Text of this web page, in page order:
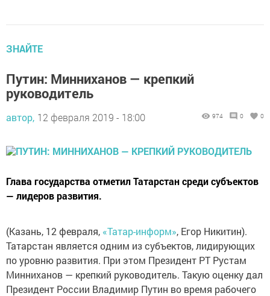
ЗНАЙТЕ
Путин: Минниханов — крепкий
руководитель
автор, 12 февраля 2019 - 18:00 974 0 0
Глава государства отметил Татарстан среди субъектов
— лидеров развития.
(Казань, 12 февраля, «Татар-информ», Егор Никитин).
Татарстан является одним из субъектов, лидирующих
по уровню развития. При этом Президент РТ Рустам
Минниханов — крепкий руководитель. Такую оценку дал
Президент России Владимир Путин во время рабочего